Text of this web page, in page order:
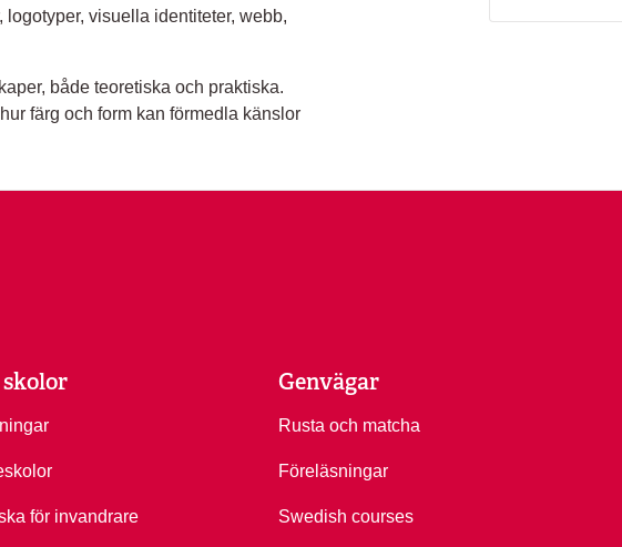
visuella identiteter, webb,
både teoretiska och praktiska.
färg och form kan förmedla känslor
för invandrare
Genvägar
Rusta och matcha
Föreläsningar
Swedish courses